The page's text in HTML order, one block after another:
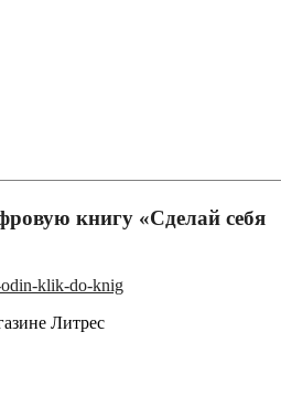
книгу «Сделай себя
Литрес